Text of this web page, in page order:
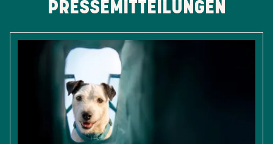
PRESSEMITTEILUNGEN